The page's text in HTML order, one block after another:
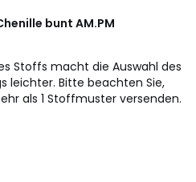
buntAM.PM
Stoffs macht die Auswahl des
leichter. Bitte beachten Sie,
als 1 Stoffmuster versenden.